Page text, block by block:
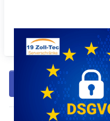
DSGVO-Datenschutzschrank
Filtern & Sortieren